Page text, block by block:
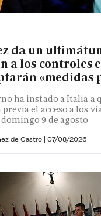
da un
a los controles
«medidas
ha instado a Italia a
el acceso a los
9 de agosto
de Castro | 07/08/2026